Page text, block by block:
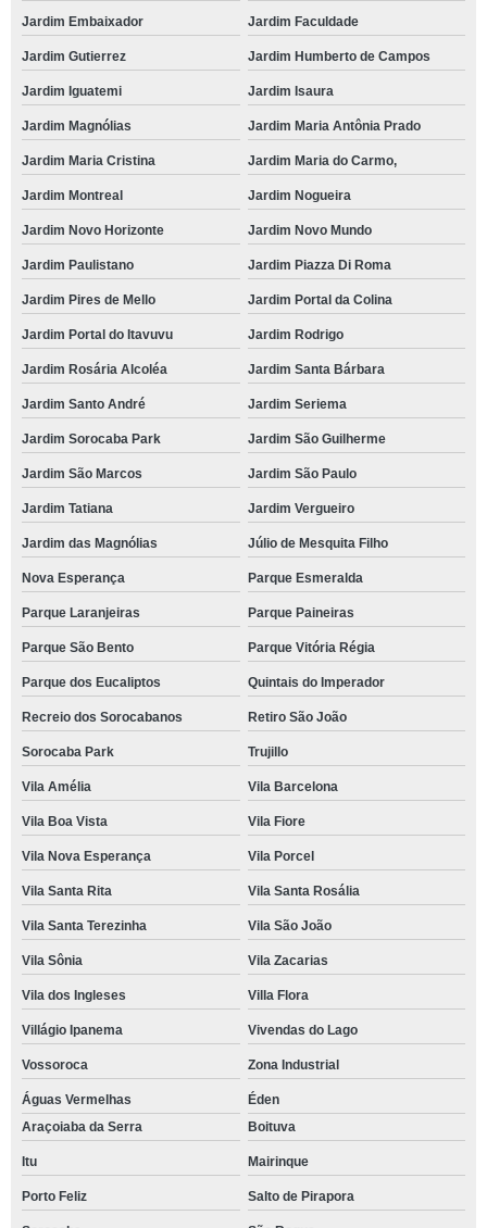
Jardim Embaixador Jardim Faculdade
Jardim Gutierrez Jardim Humberto de Campos
Jardim Iguatemi Jardim Isaura
Jardim Magnólias Jardim Maria Antônia Prado
Jardim Maria Cristina Jardim Maria do Carmo,
Jardim Montreal Jardim Nogueira
Jardim Novo Horizonte Jardim Novo Mundo
Jardim Paulistano Jardim Piazza Di Roma
Jardim Pires de Mello Jardim Portal da Colina
Jardim Portal do Itavuvu Jardim Rodrigo
Jardim Rosária Alcoléa Jardim Santa Bárbara
Jardim Santo André Jardim Seriema
Jardim Sorocaba Park Jardim São Guilherme
Jardim São Marcos Jardim São Paulo
Jardim Tatiana Jardim Vergueiro
Jardim das Magnólias Júlio de Mesquita Filho
Nova Esperança Parque Esmeralda
Parque Laranjeiras Parque Paineiras
Parque São Bento Parque Vitória Régia
Parque dos Eucaliptos Quintais do Imperador
Recreio dos Sorocabanos Retiro São João
Sorocaba Park Trujillo
Vila Amélia Vila Barcelona
Vila Boa Vista Vila Fiore
Vila Nova Esperança Vila Porcel
Vila Santa Rita Vila Santa Rosália
Vila Santa Terezinha Vila São João
Vila Sônia Vila Zacarias
Vila dos Ingleses Villa Flora
Villágio Ipanema Vivendas do Lago
Vossoroca Zona Industrial
Águas Vermelhas
Éden
Araçoiaba da Serra
Boituva
Itu Mairinque
Porto Feliz Salto de Pirapora